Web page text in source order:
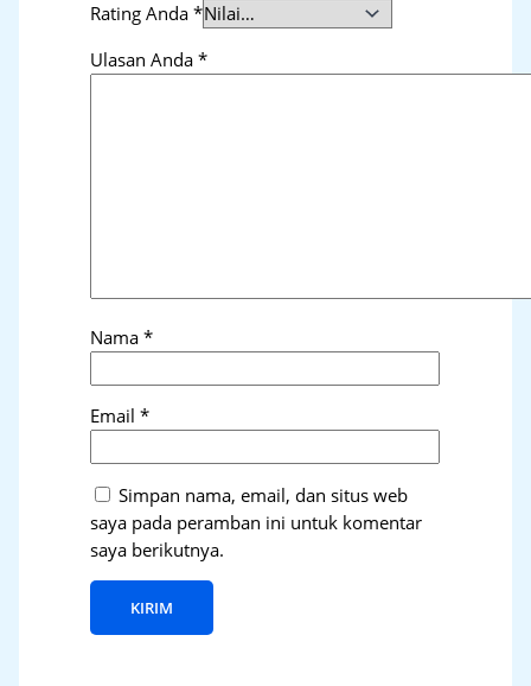
Rating Anda*
Ulasan Anda*
Nama*
Email*
Simpan nama, email, dan situs web
saya pada peramban ini untuk komentar
saya berikutnya.